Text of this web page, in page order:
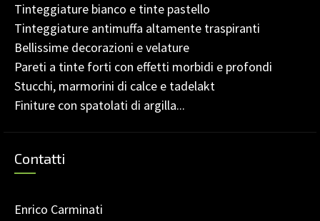
Tinteggiature bianco e tinte pastello
Tinteggiature antimuffa altamente traspiranti
Bellissime decorazioni e velature
Pareti a tinte forti con effetti morbidi e profondi
Stucchi, marmorini di calce e tadelakt
Finiture con spatolati di argilla...
Contatti
Enrico Carminati